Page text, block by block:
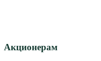
Акционерам